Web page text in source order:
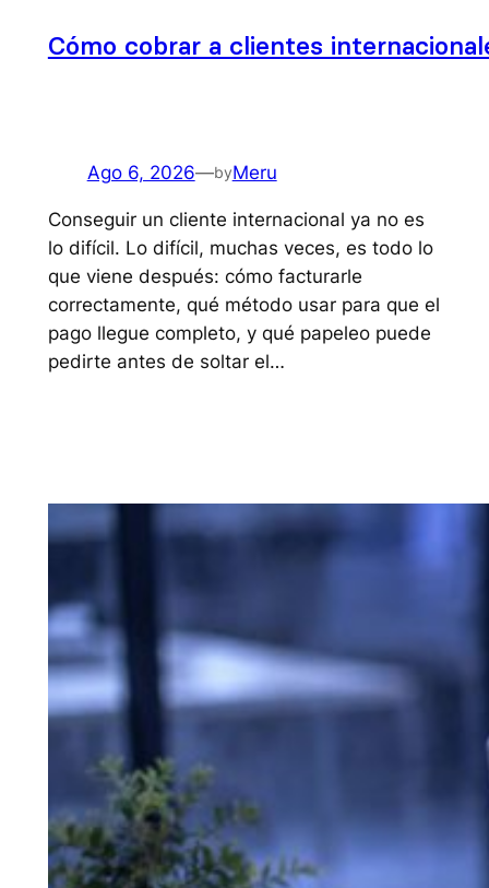
Cómo cobrar a clientes
Ago 6, 2026—byMeru
Conseguir un cliente internacional ya no es
lo difícil. Lo difícil, muchas veces, es todo lo
que viene después: cómo facturarle
correctamente, qué método usar para que el
pago llegue completo, y qué papeleo puede
pedirte antes de soltar el…